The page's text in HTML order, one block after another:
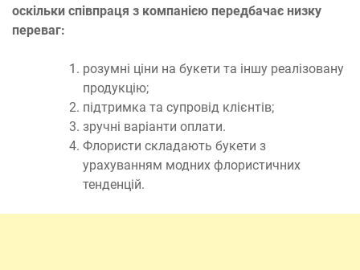
оскільки співпраця з компанією передбачає низку
переваг:
розумні ціни на букети та іншу реалізовану
продукцію;
підтримка та супровід клієнтів;
зручні варіанти оплати.
Флористи складають букети з
урахуванням модних флористичних
тенденцій.